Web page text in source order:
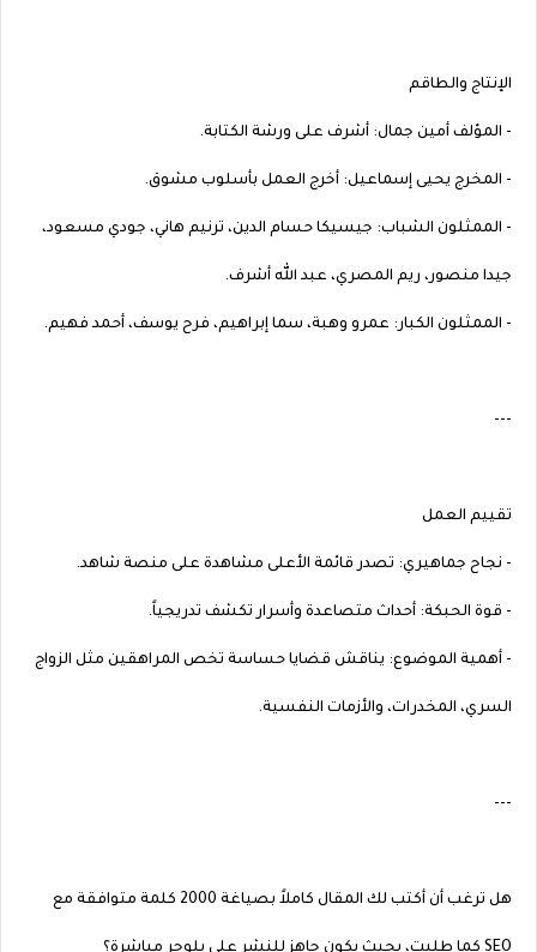
الإنتاج والطاقم
- المؤلف أمين جمال: أشرف على ورشة الكتابة.
- المخرج يحيى إسماعيل: أخرج العمل بأسلوب مشوق.
- الممثلون الشباب: جيسيكا حسام الدين، ترنيم هاني، جودي مسعود،
جيدا منصور، ريم المصري، عبد الله أشرف.
- الممثلون الكبار: عمرو وهبة، سما إبراهيم، فرح يوسف، أحمد فهيم.
---
تقييم العمل
- نجاح جماهيري: تصدر قائمة الأعلى مشاهدة على منصة شاهد.
- قوة الحبكة: أحداث متصاعدة وأسرار تكشف تدريجياً.
- أهمية الموضوع: يناقش قضايا حساسة تخص المراهقين مثل الزواج
السري، المخدرات، والأزمات النفسية.
---
هل ترغب أن أكتب لك المقال كاملاً بصياغة 2000 كلمة متوافقة مع
SEO كما طلبت، بحيث يكون جاهز للنشر على بلوجر مباشرة؟